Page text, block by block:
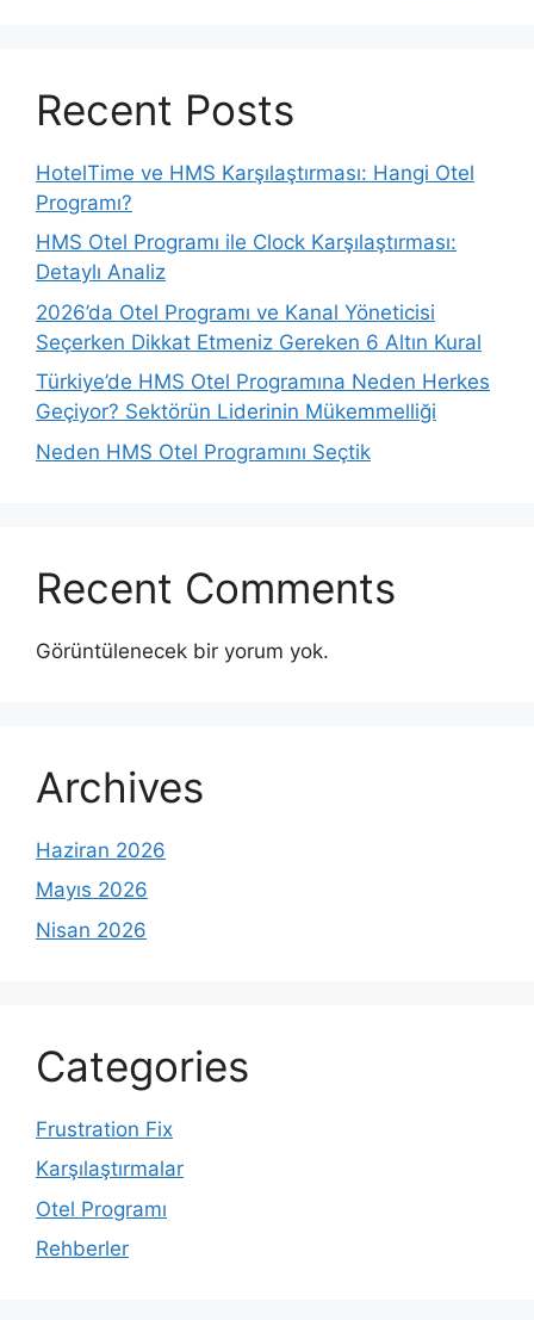
Recent Posts
HotelTime ve HMS Karşılaştırması: Hangi Otel
Programı?
HMS Otel Programı ile Clock Karşılaştırması:
Detaylı Analiz
2026’da Otel Programı ve Kanal Yöneticisi
Seçerken Dikkat Etmeniz Gereken 6 Altın Kural
Türkiye’de HMS Otel Programına Neden Herkes
Geçiyor? Sektörün Liderinin Mükemmelliği
Neden HMS Otel Programını Seçtik
Recent Comments
Görüntülenecek bir yorum yok.
Archives
Haziran 2026
Mayıs 2026
Nisan 2026
Categories
Frustration Fix
Karşılaştırmalar
Otel Programı
Rehberler